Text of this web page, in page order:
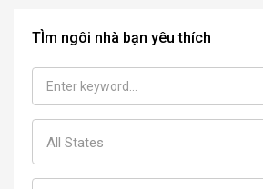
TÌm ngôi nhà bạn yêu thích
All States